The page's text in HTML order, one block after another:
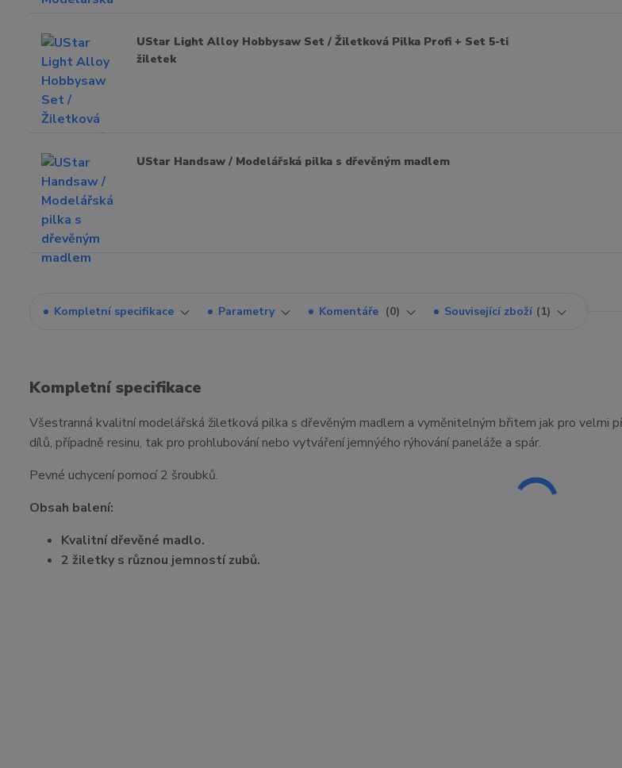
UStar Light Alloy Hobbysaw Set / Žiletková Pilka Profi + Set 5-ti
žiletek
UStar Handsaw / Modelářská pilka s dřevěným madlem
Kompletní specifikace Parametry Komentáře 0 Související zboží 1
Kompletní specifikace
Všestranná kvalitní modelářská žiletková pilka s dřevěným madlem a vyměnitelným břitem jak pro velmi
dílů, případně resinu, tak pro prohlubování nebo vytváření jemnýého rýhování paneláže a spár.
Pevné uchycení pomocí 2 šroubků.
Obsah balení:
Kvalitní dřevěné madlo.
2 žiletky s různou jemností zubů.